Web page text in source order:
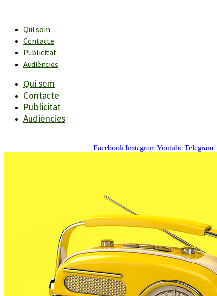
contingutQui som
Contacte
Publicitat
Audiències
Qui som
Contacte
Publicitat
Audiències
Facebook InstagramYoutube Telegram